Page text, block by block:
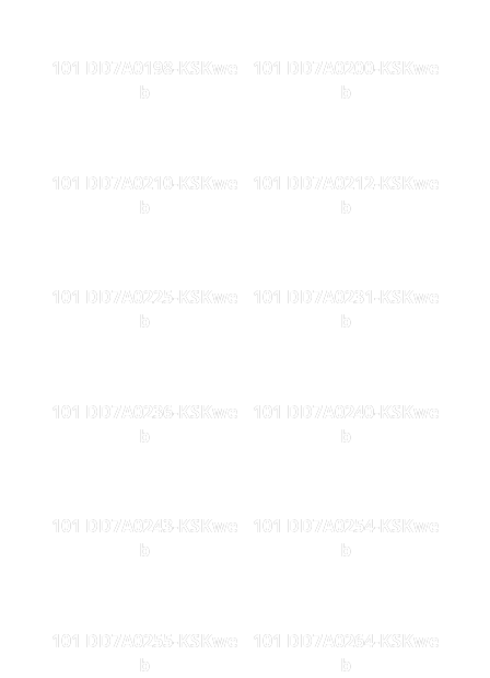
101 DD7A0198-KSKwe
b
101 DD7A0200-KSKwe
b
101 DD7A0210-KSKwe
b
101 DD7A0212-KSKwe
b
101 DD7A0225-KSKwe
b
101 DD7A0231-KSKwe
b
101 DD7A0236-KSKwe
b
101 DD7A0240-KSKwe
b
101 DD7A0243-KSKwe
b
101 DD7A0254-KSKwe
b
101 DD7A0255-KSKwe
b
101 DD7A0264-KSKwe
b